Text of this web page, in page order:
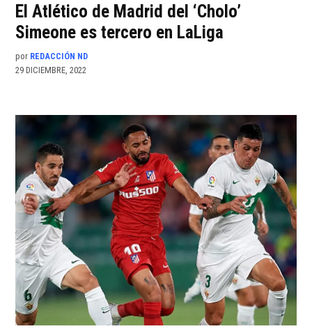
El Atlético de Madrid del ‘Cholo’
Simeone es tercero en LaLiga
por REDACCIÓN ND
29 DICIEMBRE, 2022